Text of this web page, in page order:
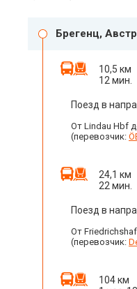
Брегенц,
10,5 км
12 мин.
Поезд в
От Lindau Hbf
(перевозчик:
24,1 км
22 мин.
Поезд в
От
(перевозчик:
104 км